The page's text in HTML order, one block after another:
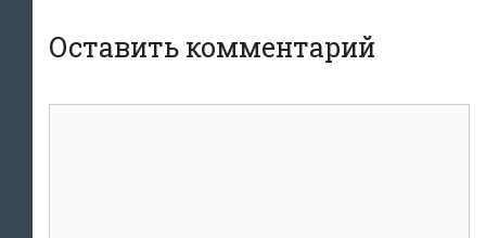
Оставить комментарий